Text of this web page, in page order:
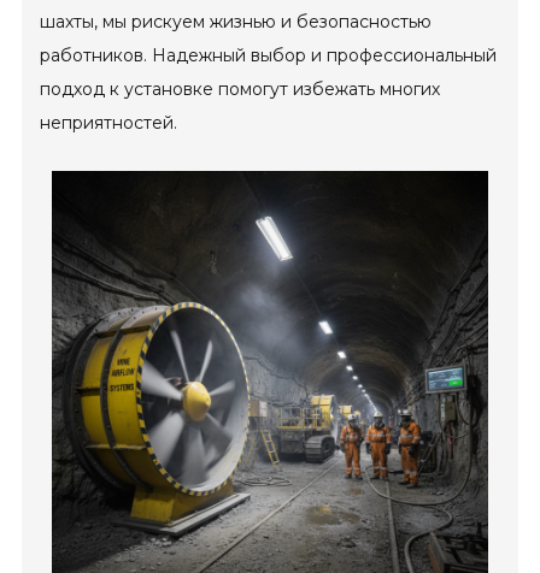
шахты, мы рискуем жизнью и безопасностью
работников. Надежный выбор и профессиональный
подход к установке помогут избежать многих
неприятностей.